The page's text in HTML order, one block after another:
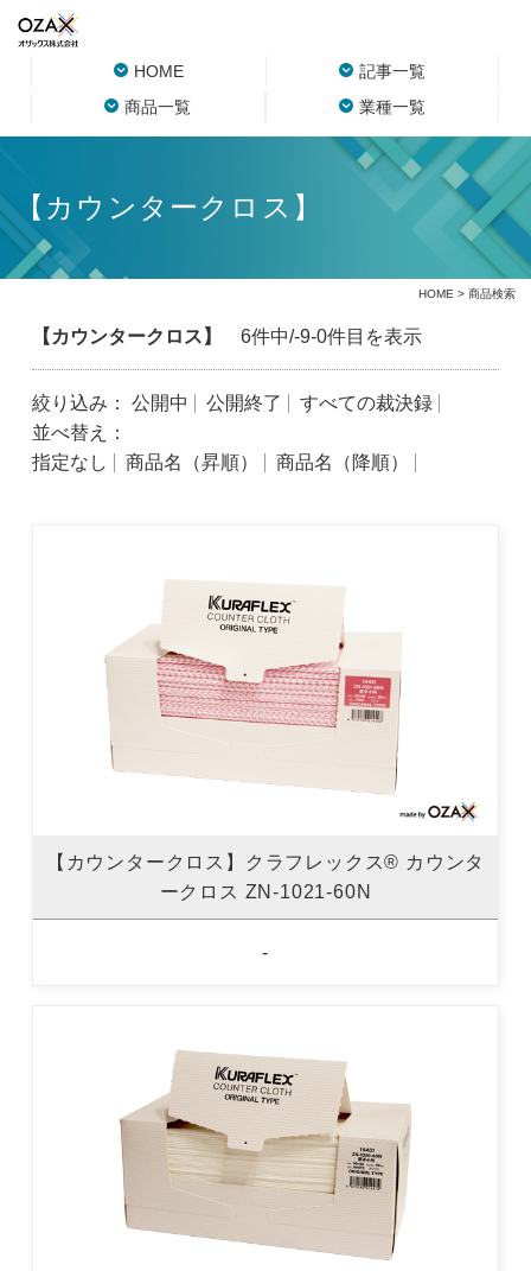
HOME
記事一覧
商品一覧
業種一覧
【カウンタークロス】
HOME > 商品検索
【カウンタークロス】 6件中/-9-0件目を表示
絞り込み： 公開中 公開終了
すべての裁決録
並べ替え：
指定なし
商品名（昇順） 商品名（降順）
【カウンタークロス】クラフレックス® カウンタ
ークロス ZN-1021-60N
-